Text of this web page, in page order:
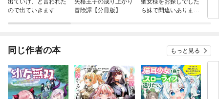
出ていけ、と言われた
ので出ていきます
失格王子の成り上がり
冒険譚【分冊版】
聖女様をお探しでした
ら妹で間違いありませ
い！
同じ作者の本 もっと見る